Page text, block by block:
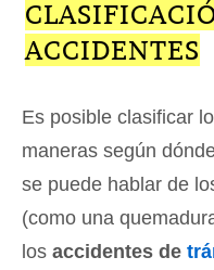
ACCIDENTES
Es posible clasificar
maneras según
se puede hablar de
(como una
los accidentes de